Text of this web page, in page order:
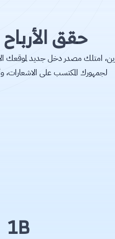
حقق
لجمهورك المكتسب على الاشعارات،
1B